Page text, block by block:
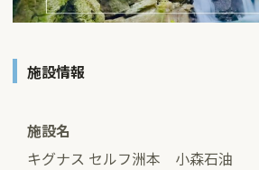
施設情報
施設名
キグナス セルフ洲本 小森石油